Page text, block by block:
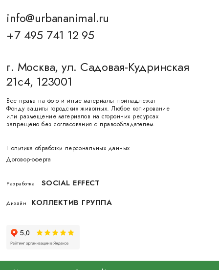
info@urbananimal.ru
+7 495 741 12 95
г. Москва, ул. Садовая-Кудринская
21с4, 123001
Все права на фото и иные материалы принадлежат
Фонду защиты городских животных. Любое копирование
или размещение материалов на сторонних ресурсах
запрещено без согласования с правообладателем.
Политика обработки персональных данных
Договор-оферта
Разработка SOCIAL EFFECT
Дизайн КОЛЛЕКТИВ ГРУППА